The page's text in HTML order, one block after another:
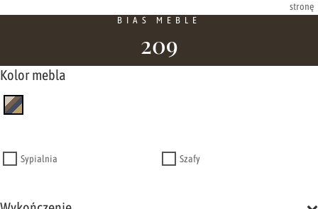
stronę
BIAS MEBLE
209
Kolor mebla
Sypialnia Szafy